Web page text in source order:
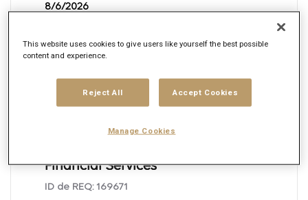
8/6/2026
Aplica ahora
English
Technical Architect/Implementation
Financial Services
ID de REQ: 169671
This website uses cookies to give users like yourself the best possible
content and experience.
Reject All Accept Cookies
Manage Cookies